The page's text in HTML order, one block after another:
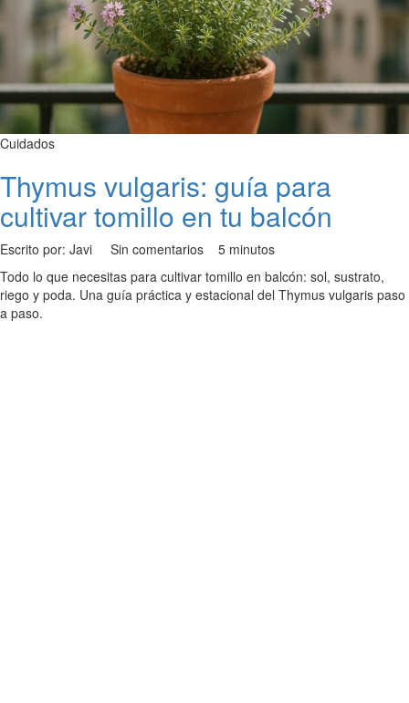
Cuidados
Thymus vulgaris: guía para
cultivar tomillo en tu balcón
Escrito por: Javi Sin comentarios 5 minutos
Todo lo que necesitas para cultivar tomillo en balcón: sol, sustrato,
riego y poda. Una guía práctica y estacional del Thymus vulgaris paso
a paso.